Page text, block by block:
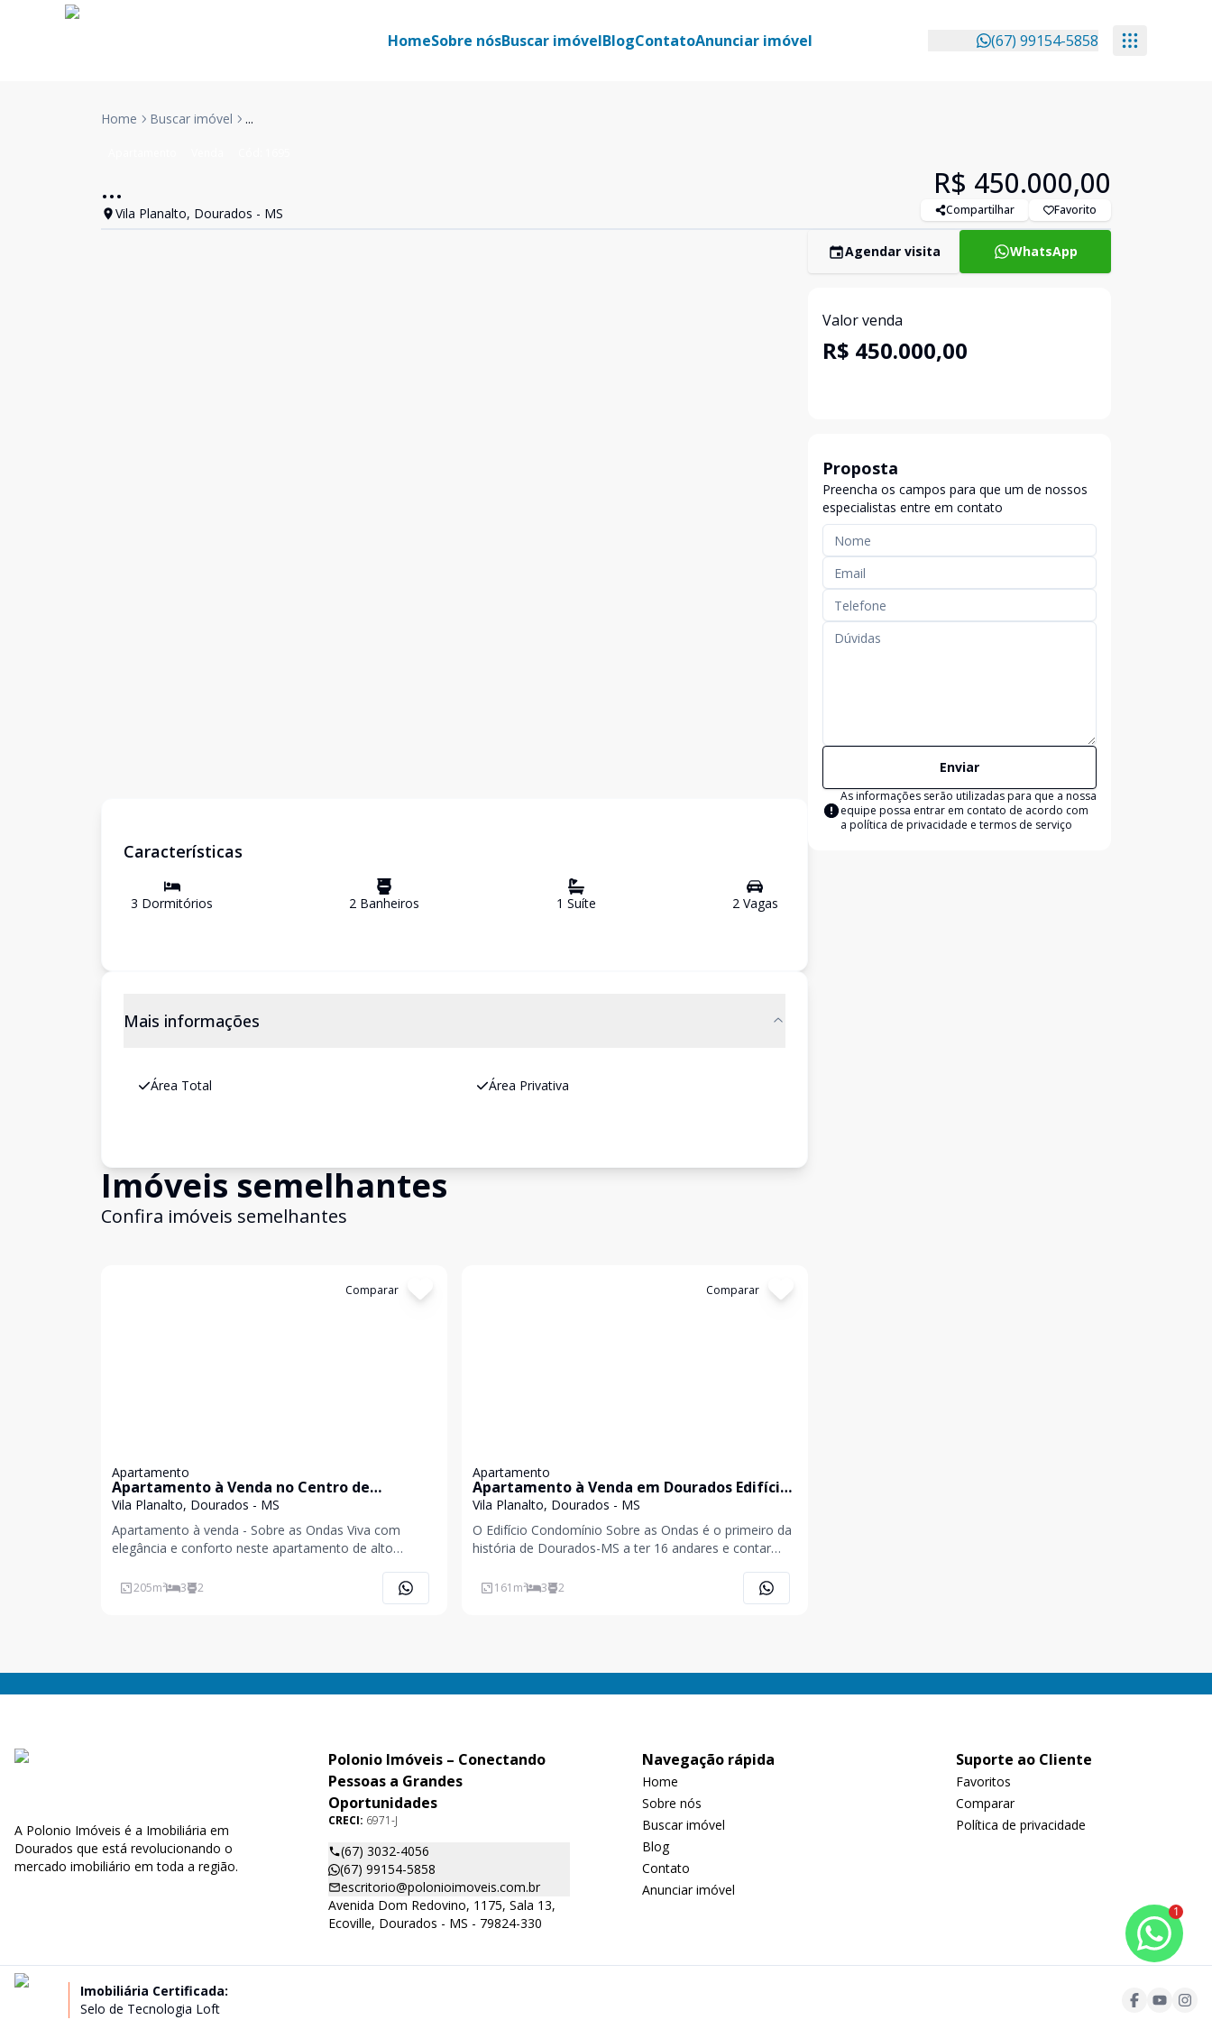
HomeSobre nósBuscar imóvelBlogContatoAnunciar imóvel (67) 99154-5858
Home Buscar imóvel ...
...
Vila Planalto, Dourados - MS
R$ 450.000,00
Compartilhar Favorito
Características
3 Dormitórios 2 Banheiros 1 Suíte 2Vagas
Mais informações
Área Total Área Privativa
Imóveis semelhantes
Confira imóveis semelhantes
Comparar
Apartamento
Apartamento à Venda no Centro de
Dourados
Vila Planalto, Dourados - MS
Apartamento à venda - Sobre as Ondas Viva com
elegância e conforto neste apartamento de alto
andar. São 03 dormitórios, sendo 1 suíte com closet,
02 salas amplas, 02 vagas de garagem e ambientes
205m² 3 2
Comparar
Apartamento
Apartamento à Venda em Dourados Edifício
Sobre as Ondas Apartamento
Vila Planalto, Dourados - MS
O Edifício Condomínio Sobre as Ondas é o primeiro da
história de Dourados-MS a ter 16 andares e contar
procurando por um apartamento em Dourados.
Conheça este com 247,35 m², 03 dormitórios, 01 deles
161 m² 3 2
Agendar visita WhatsApp
Valor venda
R$ 450.000,00
Proposta
Preencha os campos para que um de nossos
especialistas entre em contato
Enviar
As informações serão utilizadas para que a nossa
equipe possa entrar em contato de acordo com
a política de privacidade e termos de serviço
A Polonio Imóveis é a Imobiliária em
Dourados que está revolucionando o
mercado imobiliário em toda a região.
Polonio Imóveis – Conectando
Pessoas a Grandes
Oportunidades
CRECI: 6971-J
(67) 3032-4056
(67) 99154-5858
escritorio@polonioimoveis.com.br
Avenida Dom Redovino, 1175, Sala 13,
Ecoville, Dourados - MS - 79824-330
Navegação rápida
Home
Sobre nós
Buscar imóvel
Blog
Contato
Anunciar imóvel
Suporte ao Cliente
Favoritos
Comparar
Política de privacidade
Imobiliária Certificada:
Selo de Tecnologia Loft
1